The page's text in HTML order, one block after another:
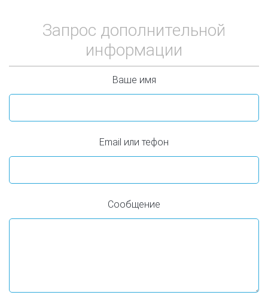
Запрос дополнительной
информации
Ваше имя
Email или тефон
Сообщение